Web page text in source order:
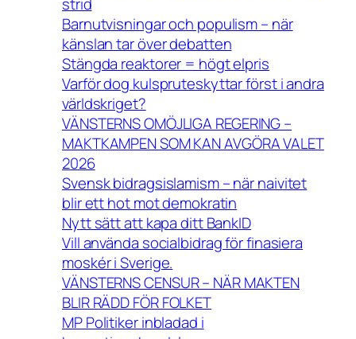
Barnutvisningar och populism – när
känslan tar över debatten
Stängda reaktorer = högt elpris
Varför dog kulspruteskyttar först i andra
världskriget?
VÄNSTERNS OMÖJLIGA REGERING –
MAKTKAMPEN SOM KAN AVGÖRA VALET
2026
Svensk bidragsislamism – när naivitet
blir ett hot mot demokratin
Nytt sätt att kapa ditt BankID
Vill använda socialbidrag för finasiera
moskér i Sverige.
VÄNSTERNS CENSUR – NÄR MAKTEN
BLIR RÄDD FÖR FOLKET
MP Politiker inbladad i